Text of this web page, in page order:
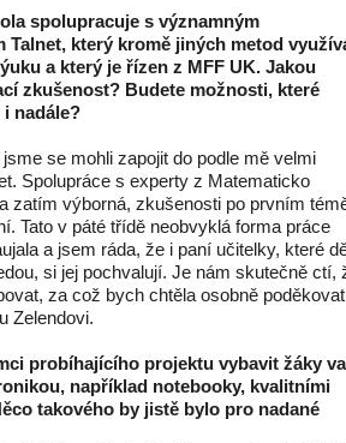
spolupracuje s významným
Talnet, který kromě jiných metod
a který je řízen z MFF UK. Jakou
zkušenost? Budete možnosti, které
nadále?
se mohli zapojit do podle mě velmi
Spolupráce s experty z Matematicko
zatím výborná, zkušenosti po prvním
Tato v páté třídě neobvyklá forma práce
a jsem ráda, že i paní učitelky, které
si jej pochvalují. Je nám skutečně ctí,
za což bych chtěla osobně poděkovat
Zelendovi.
probíhajícího projektu vybavit žáky
například notebooky, kvalitními
takového by jistě bylo pro nadané